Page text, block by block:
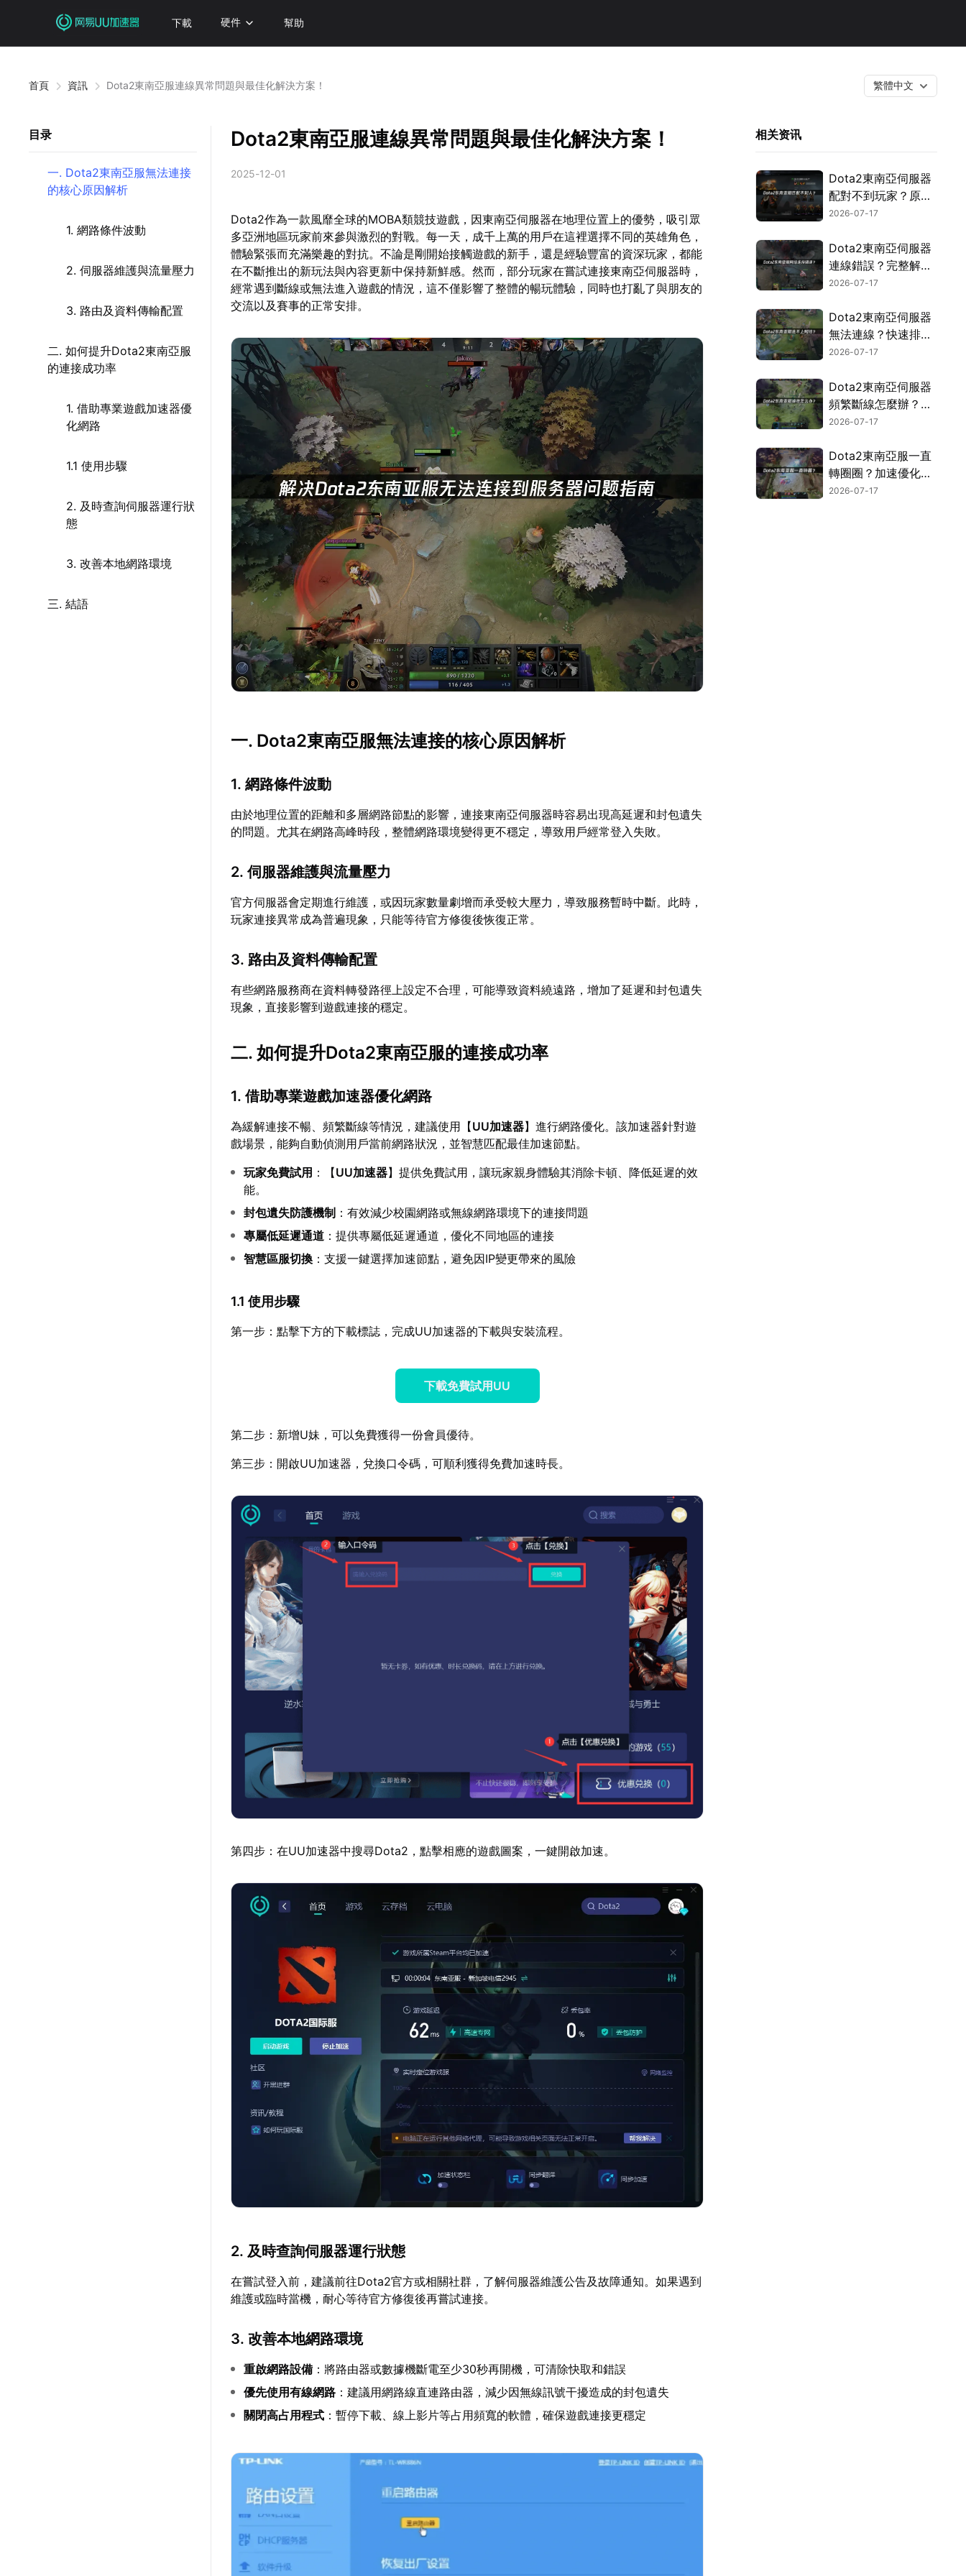
下載 硬件 幫助
首頁 資訊 Dota2東南亞服連線異常問題與最佳化解決方案！ 繁體中文
目录
一. Dota2東南亞服無法連接
的核心原因解析
1. 網路條件波動
2. 伺服器維護與流量壓力
3. 路由及資料傳輸配置
二. 如何提升Dota2東南亞服
的連接成功率
1. 借助專業遊戲加速器優
化網路
1.1 使用步驟
2. 及時查詢伺服器運行狀
態
3. 改善本地網路環境
三. 結語
Dota2東南亞服連線異常問題與最佳化解決方案！
2025-12-01
Dota2作為一款風靡全球的MOBA類競技遊戲，因東南亞伺服器在地理位置上的優勢，吸引眾
多亞洲地區玩家前來參與激烈的對戰。每一天，成千上萬的用戶在這裡選擇不同的英雄角色，
體驗緊張而充滿樂趣的對抗。不論是剛開始接觸遊戲的新手，還是經驗豐富的資深玩家，都能
在不斷推出的新玩法與內容更新中保持新鮮感。然而，部分玩家在嘗試連接東南亞伺服器時，
經常遇到斷線或無法進入遊戲的情況，這不僅影響了整體的暢玩體驗，同時也打亂了與朋友的
交流以及賽事的正常安排。
一. Dota2東南亞服無法連接的核心原因解析
1. 網路條件波動
由於地理位置的距離和多層網路節點的影響，連接東南亞伺服器時容易出現高延遲和封包遺失
的問題。尤其在網路高峰時段，整體網路環境變得更不穩定，導致用戶經常登入失敗。
2. 伺服器維護與流量壓力
官方伺服器會定期進行維護，或因玩家數量劇增而承受較大壓力，導致服務暫時中斷。此時，
玩家連接異常成為普遍現象，只能等待官方修復後恢復正常。
3. 路由及資料傳輸配置
有些網路服務商在資料轉發路徑上設定不合理，可能導致資料繞遠路，增加了延遲和封包遺失
現象，直接影響到遊戲連接的穩定。
二. 如何提升Dota2東南亞服的連接成功率
1. 借助專業遊戲加速器優化網路
為緩解連接不暢、頻繁斷線等情況，建議使用【UU加速器】進行網路優化。該加速器針對遊
戲場景，能夠自動偵測用戶當前網路狀況，並智慧匹配最佳加速節點。
玩家免費試用 ：【UU加速器】提供免費試用，讓玩家親身體驗其消除卡頓、降低延遲的效
能。
封包遺失防護機制 ：有效減少校園網路或無線網路環境下的連接問題
專屬低延遲通道 ：提供專屬低延遲通道，優化不同地區的連接
智慧區服切換 ：支援一鍵選擇加速節點，避免因IP變更帶來的風險
1.1 使用步驟
第一步：點擊下方的下載標誌，完成UU加速器的下載與安裝流程。
下載免費試用UU
第二步：新增U妹，可以免費獲得一份會員優待。
第三步：開啟UU加速器，兌換口令碼，可順利獲得免費加速時長。
第四步：在UU加速器中搜尋Dota2，點擊相應的遊戲圖案，一鍵開啟加速。
2. 及時查詢伺服器運行狀態
在嘗試登入前，建議前往Dota2官方或相關社群，了解伺服器維護公告及故障通知。如果遇到
維護或臨時當機，耐心等待官方修復後再嘗試連接。
3. 改善本地網路環境
重啟網路設備 ：將路由器或數據機斷電至少30秒再開機，可清除快取和錯誤
優先使用有線網路 ：建議用網路線直連路由器，減少因無線訊號干擾造成的封包遺失
關閉高占用程式 ：暫停下載、線上影片等占用頻寬的軟體，確保遊戲連接更穩定
相关资讯
Dota2東南亞伺服器
配對不到玩家？原因
分析與最佳化指南！
2026-07-17
Dota2東南亞伺服器
連線錯誤？完整解決
指南！
2026-07-17
Dota2東南亞伺服器
無法連線？快速排除
攻略！
2026-07-17
Dota2東南亞伺服器
頻繁斷線怎麼辦？連
線優化實用指南！
2026-07-17
Dota2東南亞服一直
轉圈圈？加速優化完
整攻略！
2026-07-17